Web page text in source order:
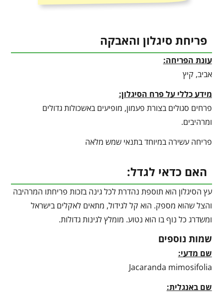
פריחת סיגלון והאבקה
עונת הפריחה:
אביב, קיץ
מידע כללי על פרח הסיגלון:
פרחים סגולים בצורת פעמון, מופיעים באשכולות גדולים
ומרהיבים.
פריחה עשירה במיוחד בתנאי שמש מלאה
האם כדאי לגדל:
עץ הסיגלון הוא תוספת נהדרת לכל גינה בזכות פריחתו המרהיבה
והצל שהוא מספק. הוא קל לגידול, מתאים לאקלים בישראל
ומשדרג כל נוף בו הוא נטוע. מומלץ לגינות גדולות.
שמות נוספים
שם מדעי:
Jacaranda mimosifolia
שם באנגלית: